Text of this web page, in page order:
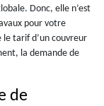
Donc, elle n’est
pour votre
tarif d’un couvreur
la demande de
de